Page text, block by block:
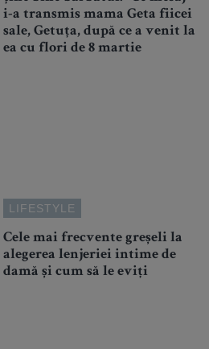
i-a transmis mama Geta fiicei
sale, Getuța, după ce a venit la
ea cu flori de 8 martie
LIFESTYLE
Cele mai frecvente greșeli la
alegerea lenjeriei intime de
damă și cum să le eviți